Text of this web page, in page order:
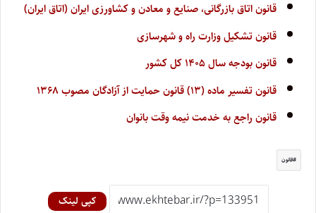
قانون اتاق بازرگانی، صنایع و معادن و کشاورزی ایران (اتاق ایران)
قانون تشکیل وزارت راه و شهرسازی
قانون بودجه سال ۱۴۰۵ کل کشور
قانون تفسیر ماده (۱۳) قانون حمایت از آزادگان مصوب ۱۳۶۸
قانون راجع به خدمت نیمه وقت بانوان
قانون
کپی لینک